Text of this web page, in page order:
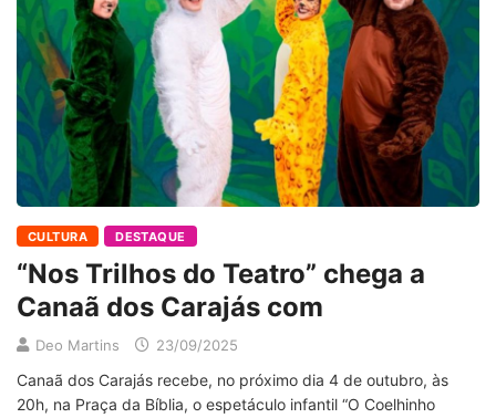
CULTURA DESTAQUE
“Nos Trilhos do Teatro” chega a
Canaã dos Carajás com
Deo Martins 23/09/2025
Canaã dos Carajás recebe, no próximo dia 4 de outubro, às
20h, na Praça da Bíblia, o espetáculo infantil “O Coelhinho